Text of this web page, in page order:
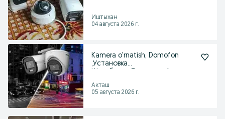
Иштыхан
04 августа 2026 г.
Kamera o'rnatish, Domofon
,Установка
Акташ
05 августа 2026 г.